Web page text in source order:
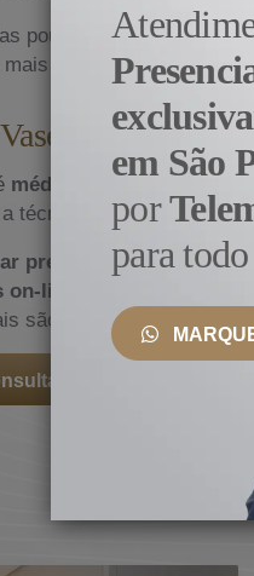
poucas cirurgias que
autorização do
médico especialista em
técnicas cirúrgicas
presencialno
on-line, a pacientes em
são os tratamentos
em São
por
para